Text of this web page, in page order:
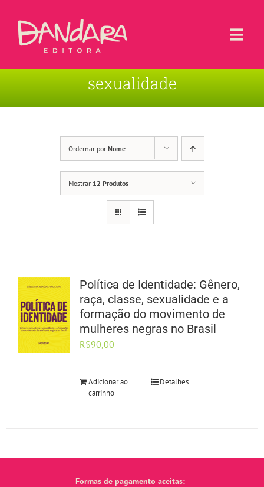
Sobre a Editora
sexualidade
Ordernar por Nome
Mostrar 12 Produtos
Política de Identidade: Gênero,
raça, classe, sexualidade e a
formação do movimento de
mulheres negras no Brasil
R$90,00
Adicionar ao
carrinho
Detalhes
Formas de pagamento aceitas: